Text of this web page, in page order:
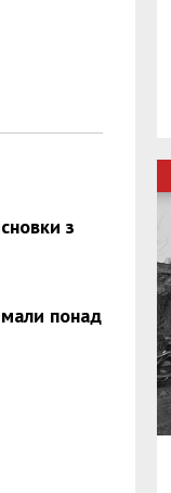
з
понад